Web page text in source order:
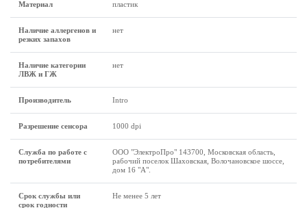
Материал пластик
Наличие аллергенов и
резких запахов
нет
Наличие категории
ЛВЖ и ГЖ
нет
Производитель Intro
Разрешение сенсора 1000 dpi
Служба по работе с
потребителями
ООО "ЭлектроПро" 143700, Московская область,
рабочий поселок Шаховская, Волочановское шоссе,
дом 16 "А".
Срок службы или
срок годности
Не менее 5 лет